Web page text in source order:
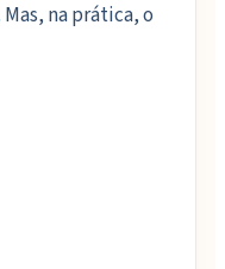
na prática, o